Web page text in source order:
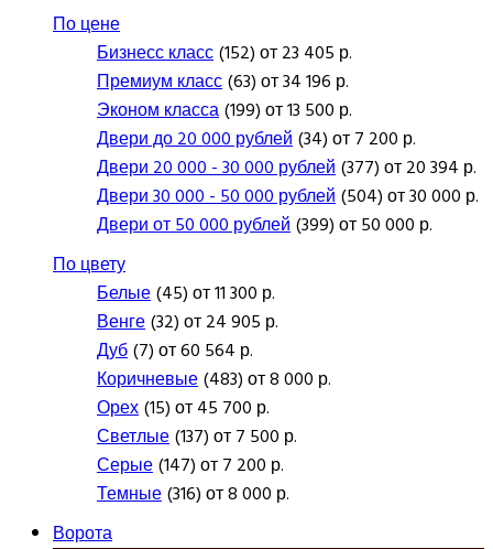
По цене
Бизнесс класс(152) от 23 405 р.
Премиум класс(63) от 34 196 р.
Эконом класса(199) от 13 500 р.
Двери до 20 000 рублей(34) от 7 200 р.
Двери 20 000 - 30 000 рублей(377) от 20 394 р.
Двери 30 000 - 50 000 рублей(504) от 30 000 р.
Двери от 50 000 рублей(399) от 50 000 р.
По цвету
Белые(45) от 11 300 р.
Венге(32) от 24 905 р.
Дуб(7) от 60 564 р.
Коричневые(483) от 8 000 р.
Орех(15) от 45 700 р.
Светлые(137) от 7 500 р.
Серые(147) от 7 200 р.
Темные(316) от 8 000 р.
Ворота